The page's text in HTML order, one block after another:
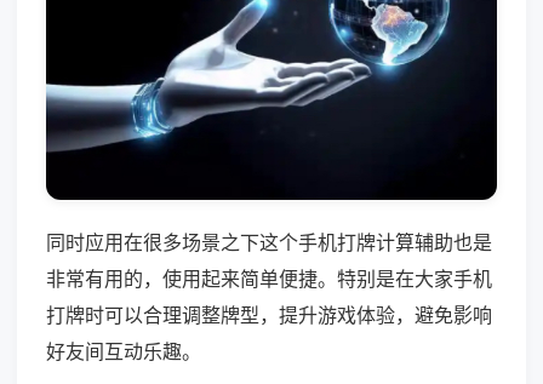
同时应用在很多场景之下这个手机打牌计算辅助也是
非常有用的，使用起来简单便捷。特别是在大家手机
打牌时可以合理调整牌型，提升游戏体验，避免影响
好友间互动乐趣。